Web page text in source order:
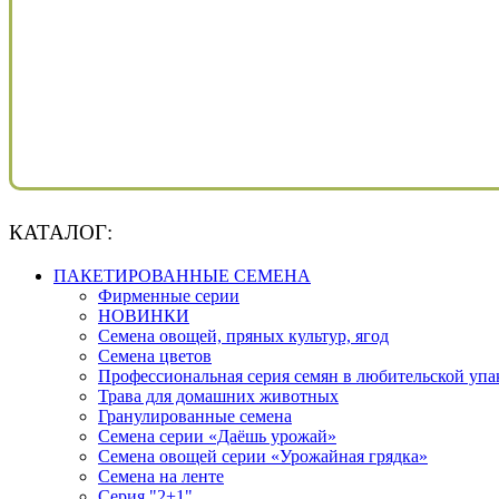
КАТАЛОГ:
ПАКЕТИРОВАННЫЕ СЕМЕНА
Фирменные серии
НОВИНКИ
Семена овощей, пряных культур, ягод
Семена цветов
Профессиональная серия семян в любительской
Трава для домашних животных
Гранулированные семена
Семена серии «Даёшь урожай»
Семена овощей серии «Урожайная грядка»
Семена на ленте